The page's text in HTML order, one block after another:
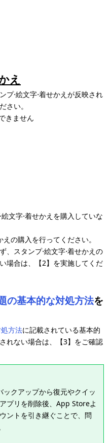
え
プ⋅絵文字⋅着せかえが反映され
さい。
きません
文字⋅着せかえを購入していな
の購入を行ってください。
、スタンプ⋅絵文字⋅着せかえの
場合は、【2】を実施してくだ
の基本的な対処方法を
方法に記載されている基本的
れない場合は、【3】をご確認
クアップから復元やクイッ
プリを削除後、App Storeよ
ントを引き継ぐことで、問